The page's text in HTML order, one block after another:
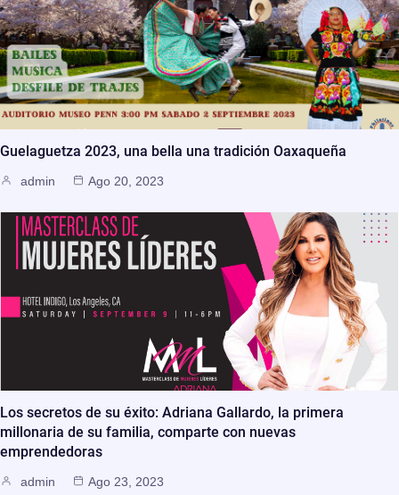
Guelaguetza 2023, una bella una tradición Oaxaqueña
admin Ago 20, 2023
Los secretos de su éxito: Adriana Gallardo, la primera
millonaria de su familia, comparte con nuevas
emprendedoras
admin Ago 23, 2023